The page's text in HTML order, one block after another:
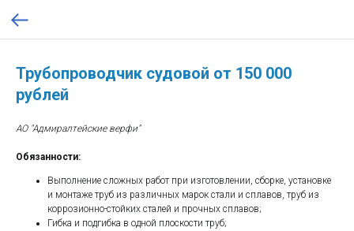
Трубопроводчик судовой от 150 000
рублей
АО "Адмиралтейские верфи"
Обязанности:
Выполнение сложных работ при изготовлении, сборке, установке
и монтаже труб из различных марок стали и сплавов, труб из
коррозионно-стойких сталей и прочных сплавов;
Гибка и подгибка в одной плоскости труб;